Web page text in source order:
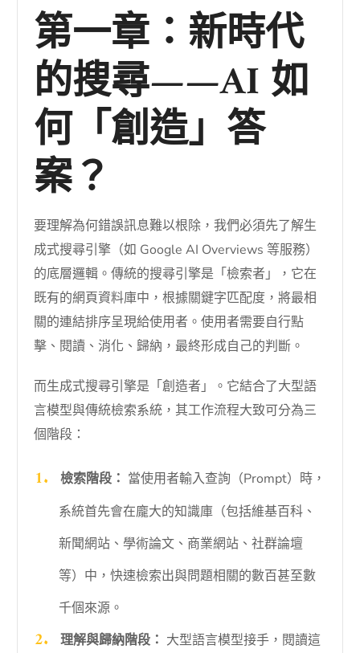
第一章：新時代
的搜尋——AI 如
何「創造」答
案？
要理解為何錯誤訊息難以根除，我們必須先了解生
成式搜尋引擎（如 Google AI Overviews 等服務）
的底層邏輯。傳統的搜尋引擎是「檢索者」，它在
既有的網頁資料庫中，根據關鍵字匹配度，將最相
關的連結排序呈現給使用者。使用者需要自行點
擊、閱讀、消化、歸納，最終形成自己的判斷。
而生成式搜尋引擎是「創造者」。它結合了大型語
言模型與傳統檢索系統，其工作流程大致可分為三
個階段：
檢索階段： 當使用者輸入查詢（Prompt）時，
系統首先會在龐大的知識庫（包括維基百科、
新聞網站、學術論文、商業網站、社群論壇
等）中，快速檢索出與問題相關的數百甚至數
千個來源。
理解與歸納階段： 大型語言模型接手，閱讀這